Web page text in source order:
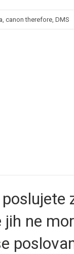
, canon therefore, DMS
ne